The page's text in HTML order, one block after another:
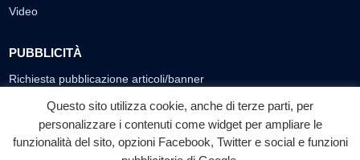
Video
PUBBLICITÀ
Richiesta pubblicazione articoli/banner
SEGUICI SUI SOCIAL
f ◎ ▶
Questo sito utilizza cookie, anche di terze parti, per
personalizzare i contenuti come widget per ampliare le
funzionalità del sito, opzioni Facebook, Twitter e social e funzioni